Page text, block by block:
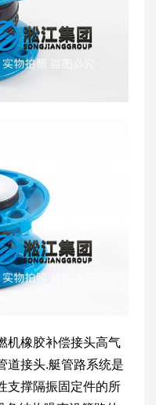
机橡胶补偿接头高气
道接头.艇管路系统是
支撑隔振固定件的所